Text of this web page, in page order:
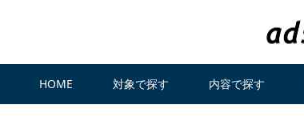
HOME 対象で探す 内容で探す